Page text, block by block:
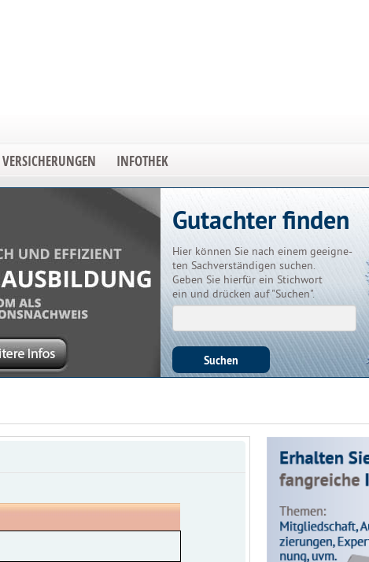
VERSICHERUNGEN INFOTHEK
Gutachter finden
Hier können Sie nach einem geeigne-
ten Sachverständigen suchen.
Geben Sie hierfür ein Stichwort
ein und drücken auf "Suchen".